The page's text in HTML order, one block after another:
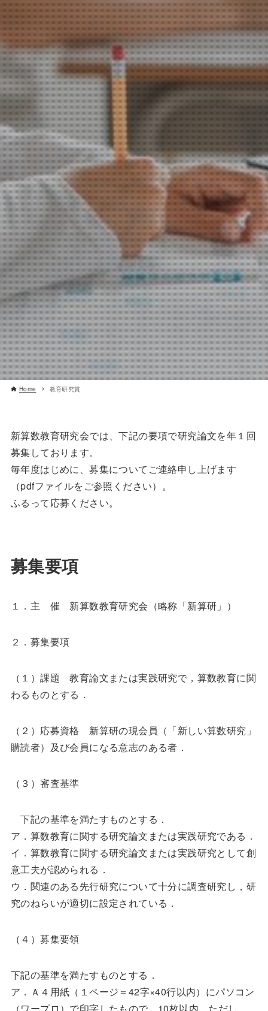
Home 教育研究賞
新算数教育研究会では、下記の要項で研究論文を年１回
募集しております。
毎年度はじめに、募集についてご連絡申し上げます
（pdfファイルをご参照ください）。
ふるって応募ください。
募集要項
１．主 催 新算数教育研究会（略称「新算研」）
２．募集要項
（１）課題 教育論文または実践研究で，算数教育に関
わるものとする．
（２）応募資格 新算研の現会員（「新しい算数研究」
購読者）及び会員になる意志のある者．
（３）審査基準
下記の基準を満たすものとする．
ア．算数教育に関する研究論文または実践研究である．
イ．算数教育に関する研究論文または実践研究として創
意工夫が認められる．
ウ．関連のある先行研究について十分に調査研究し，研
究のねらいが適切に設定されている．
（４）募集要領
下記の基準を満たすものとする．
ア．Ａ４用紙（１ページ＝42字×40行以内）にパソコン
（ワープロ）で印字したもので，10枚以内．ただし，